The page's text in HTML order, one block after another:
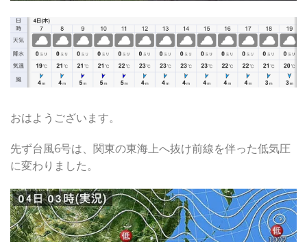
おはようございます。
先ず台風6号は、関東の東海上へ抜け前線を伴った低気圧
に変わりました。